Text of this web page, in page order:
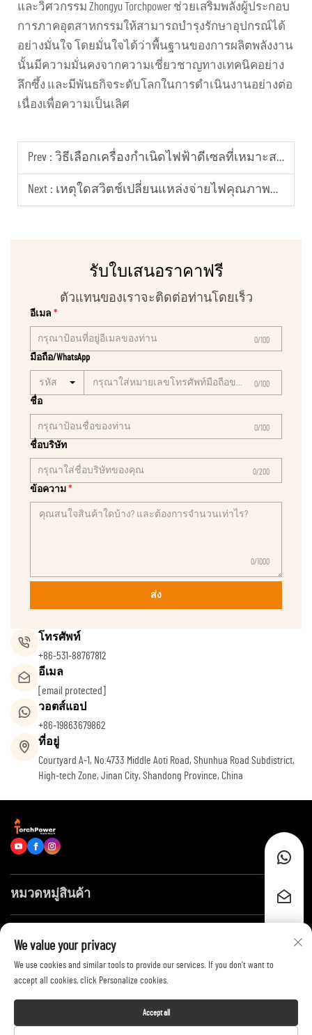
และวิศวกรรม Zhongyu Torchpower ช่วยเสริมพลังผู้ประกอบ
การภาคอุตสาหกรรมให้สามารถบำรุงรักษาอุปกรณ์ได้
อย่างมั่นใจ โดยมั่นใจได้ว่าพื้นฐานของการผลิตพลังงาน
นั้นมีความมั่นคงจากความเชี่ยวชาญทางเทคนิคอย่าง
ลึกซึ้ง และมีพันธกิจระดับโลกในการดำเนินงานอย่างต่อ
เนื่องเพื่อความเป็นเลิศ
Prev : วิธีเลือกเครื่องกำเนิดไฟฟ้าดีเซลที่เหมาะสม
Next : เหตุใดสวิตช์เปลี่ยนแหล่งจ่ายไฟคุณภาพสูงจึงมีความสำคัญต่อความปลอดภัยของระบบจ่ายไฟ
รับใบเสนอราคาฟรี
ตัวแทนของเราจะติดต่อท่านโดยเร็ว
อีเมล
0/100
มือถือ/WhatsApp
รหัส 0/100
ชื่อ
0/100
ชื่อบริษัท
0/200
ข้อความ
0/1000
ส่ง
โทรศัพท์
+86-531-88767812
อีเมล
[email protected]
วอตส์แอป
+86-19863679862
ที่อยู่
Courtyard A-1, No.4733 Middle Aoti Road, Shunhua Road Subdistrict,
High-tech Zone, Jinan City, Shandong Province, China
หมวดหมู่สินค้า
ติดต่อเรา
We value your privacy
We use cookies and similar tools to provide our services. If you don't want to
accept all cookies, click Personalize cookies.
Accept all